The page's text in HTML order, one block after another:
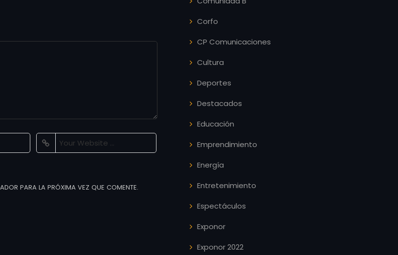
PARA LA PRÓXIMA VEZ QUE COMENTE.
Corfo
CP Comunicaciones
Cultura
Deportes
Destacados
Educación
Emprendimiento
Energía
Entretenimiento
Espectáculos
Exponor
Exponor 2022